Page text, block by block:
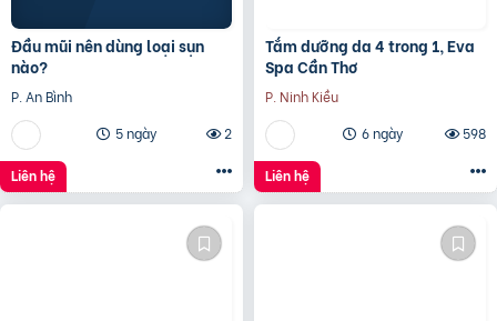
Đầu mũi nên dùng loại sụn
nào?
P. An Bình
5 ngày
2
Liên hệ
Tắm dưỡng da 4 trong 1, Eva
Spa Cần Thơ
P. Ninh Kiều
6 ngày
598
Liên hệ